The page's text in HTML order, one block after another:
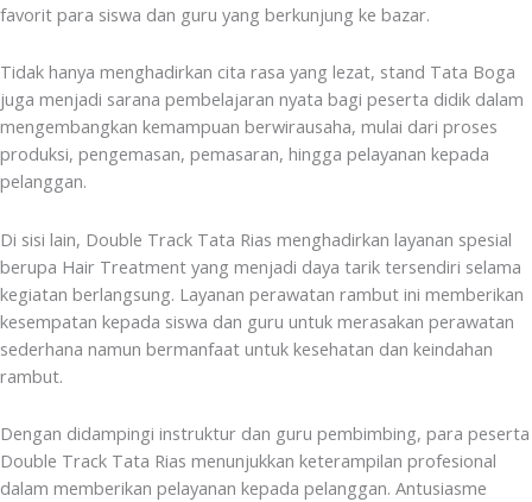
favorit para siswa dan guru yang berkunjung ke bazar.
Tidak hanya menghadirkan cita rasa yang lezat, stand Tata Boga
juga menjadi sarana pembelajaran nyata bagi peserta didik dalam
mengembangkan kemampuan berwirausaha, mulai dari proses
produksi, pengemasan, pemasaran, hingga pelayanan kepada
pelanggan.
Di sisi lain, Double Track Tata Rias menghadirkan layanan spesial
berupa Hair Treatment yang menjadi daya tarik tersendiri selama
kegiatan berlangsung. Layanan perawatan rambut ini memberikan
kesempatan kepada siswa dan guru untuk merasakan perawatan
sederhana namun bermanfaat untuk kesehatan dan keindahan
rambut.
Dengan didampingi instruktur dan guru pembimbing, para peserta
Double Track Tata Rias menunjukkan keterampilan profesional
dalam memberikan pelayanan kepada pelanggan. Antusiasme